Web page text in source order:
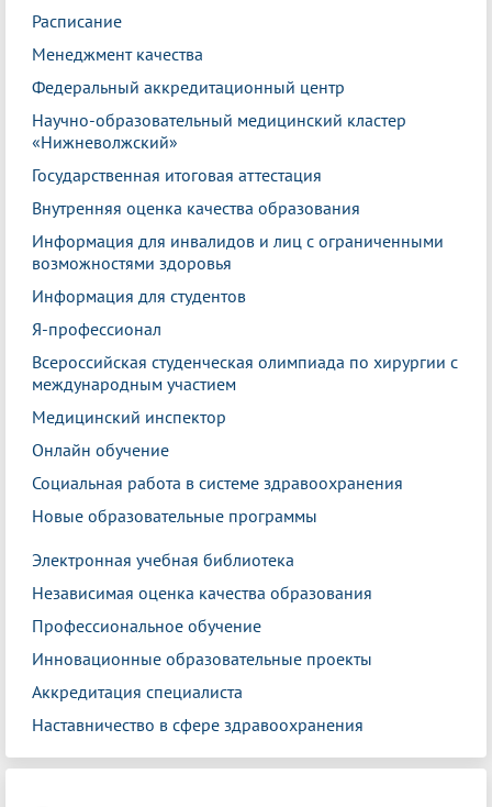
Расписание
Менеджмент качества
Федеральный аккредитационный центр
Научно-образовательный медицинский кластер
«Нижневолжский»
Государственная итоговая аттестация
Внутренняя оценка качества образования
Информация для инвалидов и лиц с ограниченными
возможностями здоровья
Информация для студентов
Я-профессионал
Всероссийская студенческая олимпиада по хирургии с
международным участием
Медицинский инспектор
Онлайн обучение
Социальная работа в системе здравоохранения
Новые образовательные программы
Электронная учебная библиотека
Независимая оценка качества образования
Профессиональное обучение
Инновационные образовательные проекты
Аккредитация специалиста
Наставничество в сфере здравоохранения